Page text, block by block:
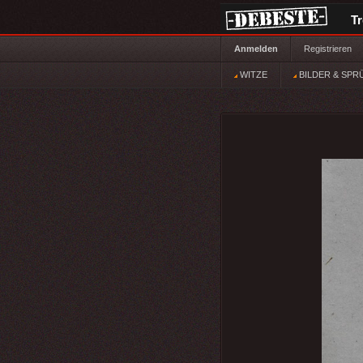
Anmelden Registrieren
WITZE BILDER &